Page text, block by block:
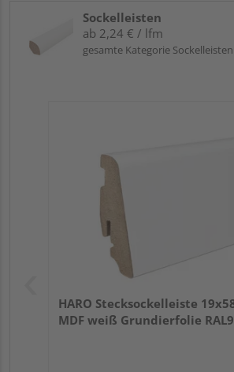
Sockelleisten
ab 2,24 € / lfm
gesamte Kategorie
HARO Stecksockelleiste
MDF weiß Grundierfolie